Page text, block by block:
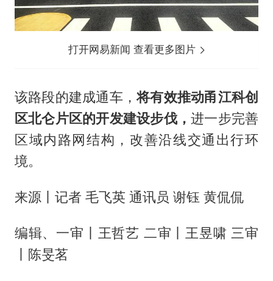
打开网易新闻 查看更多图片
该路段的建成通车，将有效推动甬江科创
区北仑片区的开发建设步伐，进一步完善
区域内路网结构，改善沿线交通出行环
境。
来源丨记者 毛飞英 通讯员 谢钰 黄侃侃
编辑、一审丨王哲艺 二审丨王昱啸 三审
丨陈旻茗